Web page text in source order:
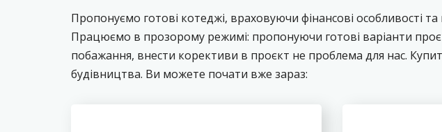
Пропонуємо готові котеджі, враховуючи фінансові особливості
Працюємо в прозорому режимі: пропонуючи готові варіанти
побажання, внести корективи в проєкт не проблема для нас.
будівництва. Ви можете почати вже зараз: